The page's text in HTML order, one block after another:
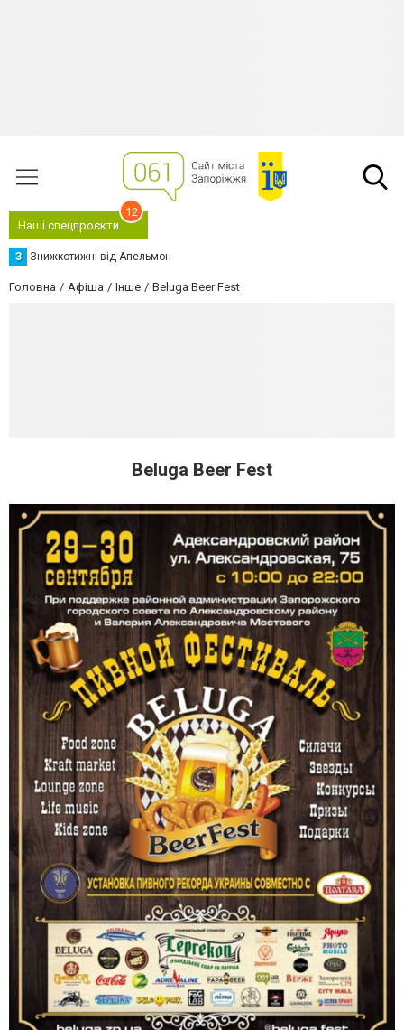
Наші спецпроєкти
12
З Знижкотижні від Апельмон
Головна Афіша Інше Beluga Beer Fest
Beluga Beer Fest